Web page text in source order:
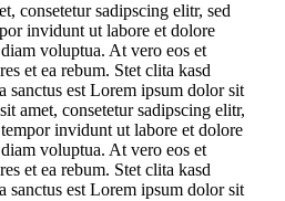
consetetur sadipscing elitr, sed
invidunt ut labore et dolore
voluptua. At vero eos et
et ea rebum. Stet clita kasd
sanctus est Lorem ipsum dolor sit
amet, consetetur sadipscing elitr,
invidunt ut labore et dolore
voluptua. At vero eos et
et ea rebum. Stet clita kasd
sanctus est Lorem ipsum dolor sit